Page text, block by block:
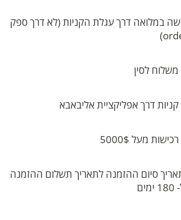
במלואה דרך עגלת הקניות (לא דרך ספק
לסין
דרך אפליקציית אליבאבא
מעל 5000$
סיום ההזמנה לתאריך תשלום ההזמנה